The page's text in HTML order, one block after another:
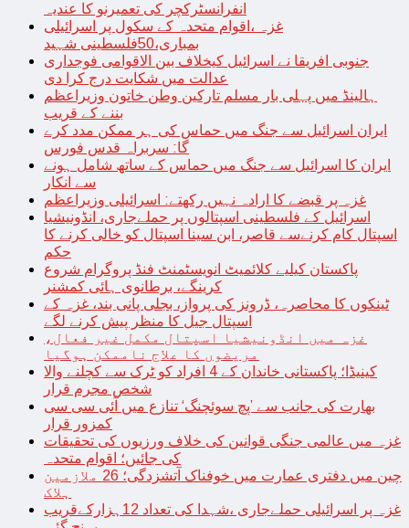
انفرانسٹرکچر کی تعمیرنو کا عندیہ
غزہ ،اقوام متحدہ کے سکول پر اسرائیلی
بمباری،50فلسطینی شہید
جنوبی افریقا نے اسرائیل کیخلاف بین الاقوامی فوجداری
عدالت میں شکایت درج کرا دی
ہالینڈ میں پہلی بار مسلم تارکین وطن خاتون وزیراعظم
بننے کے قریب
ایران اسرائیل سے جنگ میں حماس کی ہر ممکن مدد کرے
گا: سربراہ قدس فورس
ایران کا اسرائیل سے جنگ میں حماس کے ساتھ شامل ہونے
سے انکار
غزہ پر قبضے کا ارادہ نہیں رکھتے: اسرائیلی وزیراعظم
اسرائیل کے فلسطینی اسپتالوں پر حملےجاری، انڈونیشیا
اسپتال کام کرنےسے قاصر، ابن سینا اسپتال کو خالی کرنے کا
حکم
پاکستان کیلیے کلائمیٹ انویسٹمنٹ فنڈ پروگرام شروع
کرینگے، برطانوی ہائی کمشنر
ٹینکوں کا محاصرہ، ڈرونز کی پرواز، بجلی پانی بند، غزہ کے
اسپتال جیل کا منظر پیش کرنے لگے
غزہ میں انڈونیشیا اسپتال مکمل غیر فعال،
مریضوں کا علاج ناممکن ہوگیا
کینیڈا؛ پاکستانی خاندان کے 4 افراد کو ٹرک سے کچلنے والا
شخص مجرم قرار
بھارت کی جانب سے ’پچ سوئچنگ‘ تنازع میں آئی سی سی
کمزور قرار
غزہ میں عالمی جنگی قوانین کی خلاف ورزیوں کی تحقیقات
کی جائیں؛ اقوام متحدہ
چین میں دفتری عمارت میں خوفناک آتشزدگی؛ 26 ملازمین
ہلاک
غزہ پر اسرائیلی حملےجاری ،شہدا کی تعداد 12ہزارکےقریب